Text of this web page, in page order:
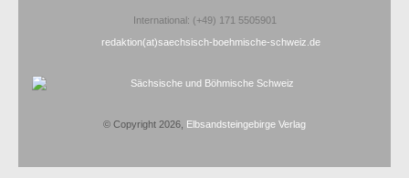
International: (+49) 171 5505901
redaktion(at)saechsisch-boehmische-schweiz.de
© Copyright 2026, Elbsandsteingebirge Verlag